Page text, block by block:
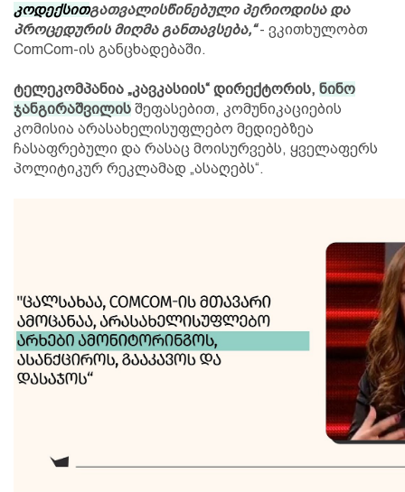
კოდექსითგათვალისწინებული პერიოდისა და
პროცედურის მიღმა განთავსება,“- ვკითხულობთ
ComCom-ის განცხადებაში.
ტელეკომპანია „კავკასიის“ დირექტორის, ნინო
ჯანგირაშვილის შეფასებით, კომუნიკაციების
კომისია არასახელისუფლებო მედიებზეა
ჩასაფრებული და რასაც მოისურვებს, ყველაფერს
პოლიტიკურ რეკლამად „ასაღებს“.